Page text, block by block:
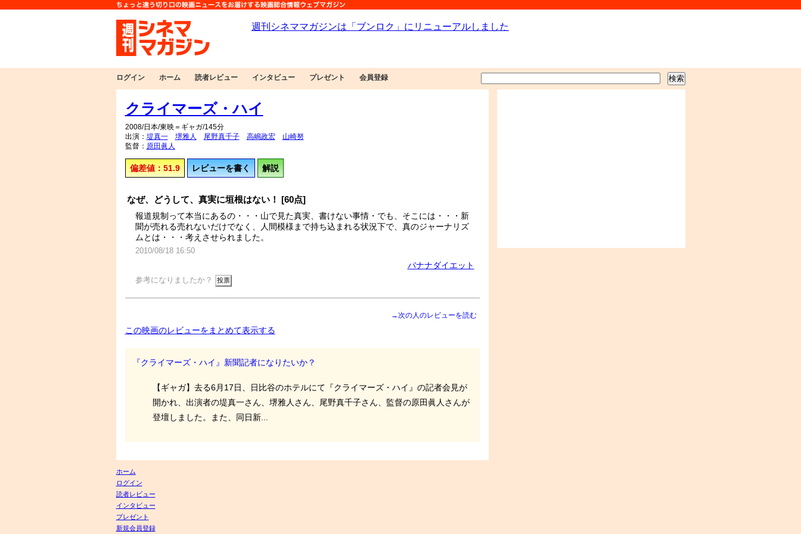
ログイン ホーム 読者レビュー インタビュー プレゼント 会員登録
クライマーズ・ハイ
2008/日本/東映＝ギャガ/145分
出演： 堤真一 堺雅人 尾野真千子 高嶋政宏
山崎努
監督： 原田眞人
偏差値：51.9 レビューを書く 解説
なぜ、どうして、真実に垣根はない！ [60点]
報道規制って本当にあるの・・・山で見た真実、書けない事情・でも、そこには・・・新
聞が売れる売れないだけでなく、人間模様まで持ち込まれる状況下で、真のジャーナリズ
ムとは・・・考えさせられました。
2010/08/18 16:50
バナナダイエット
参考になりましたか？
→次の人のレビューを読む
この映画のレビューをまとめて表示する
『クライマーズ・ハイ』新聞記者になりたいか？
【ギャガ】去る6月17日、日比谷のホテルにて『クライマーズ・ハイ』の記者会見が
開かれ、出演者の堤真一さん、堺雅人さん、尾野真千子さん、監督の原田眞人さんが
登壇しました。また、同日新...
ホーム
ログイン
読者レビュー
インタビュー
プレゼント
新規会員登録